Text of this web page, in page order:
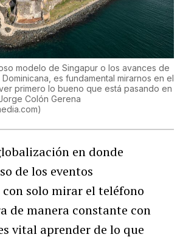
modelo de Singapur o los avances de
es fundamental mirarnos en el
primero lo bueno que está pasando en
Colón Gerena
)
en donde
de los eventos
solo mirar el teléfono
de manera constante con
vital aprender de lo que